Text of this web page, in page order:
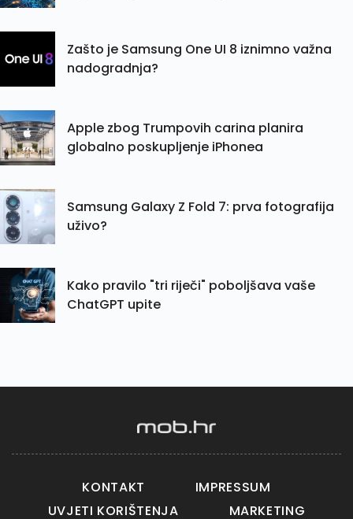
Zašto je Samsung One UI 8 iznimno važna
nadogradnja?
Apple zbog Trumpovih carina planira
globalno poskupljenje iPhonea
Samsung Galaxy Z Fold 7: prva fotografija
uživo?
Kako pravilo "tri riječi" poboljšava vaše
ChatGPT upite
KONTAKT
IMPRESSUM
UVJETI KORIŠTENJA
MARKETING